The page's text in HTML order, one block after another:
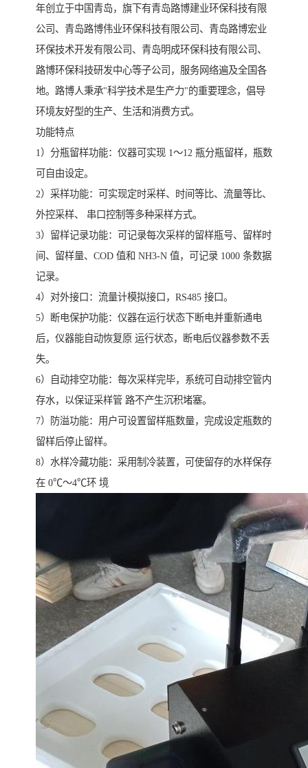
年创立于中国青岛，旗下有青岛路博建业环保科技有限
公司、青岛路博伟业环保科技有限公司、青岛路博宏业
环保技术开发有限公司、青岛明成环保科技有限公司、
路博环保科技研发中心等子公司，服务网络遍及全国各
地。路博人秉承"科学技术是生产力"的重要理念，倡导
环境友好型的生产、生活和消费方式。
功能特点
1）分瓶留样功能：仪器可实现 1～12 瓶分瓶留样，瓶数
可自由设定。
2）采样功能：可实现定时采样、时间等比、流量等比、
外控采样、 串口控制等多种采样方式。
3）留样记录功能：可记录每次采样的留样瓶号、留样时
间、留样量、COD 值和 NH3-N 值，可记录 1000 条数据
记录。
4）对外接口：流量计模拟接口，RS485 接口。
5）断电保护功能：仪器在运行状态下断电并重新通电
后，仪器能自动恢复原 运行状态，断电后仪器参数不丢
失。
6）自动排空功能：每次采样完毕，系统可自动排空管内
存水，以保证采样管 路不产生沉积堵塞。
7）防溢功能：用户可设置留样瓶数量，完成设定瓶数的
留样后停止留样。
8）水样冷藏功能：采用制冷装置，可使留存的水样保存
在 0℃～4℃环 境